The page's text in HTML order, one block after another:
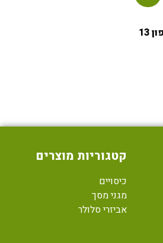
זכוכית מחוסמת לאייפון 13
קטגוריות מוצרים
כיסויים
מגני מסך
אביזרי סלולר